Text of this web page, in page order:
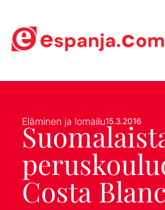
Eläminen ja lomailu15.3.2016
Costa